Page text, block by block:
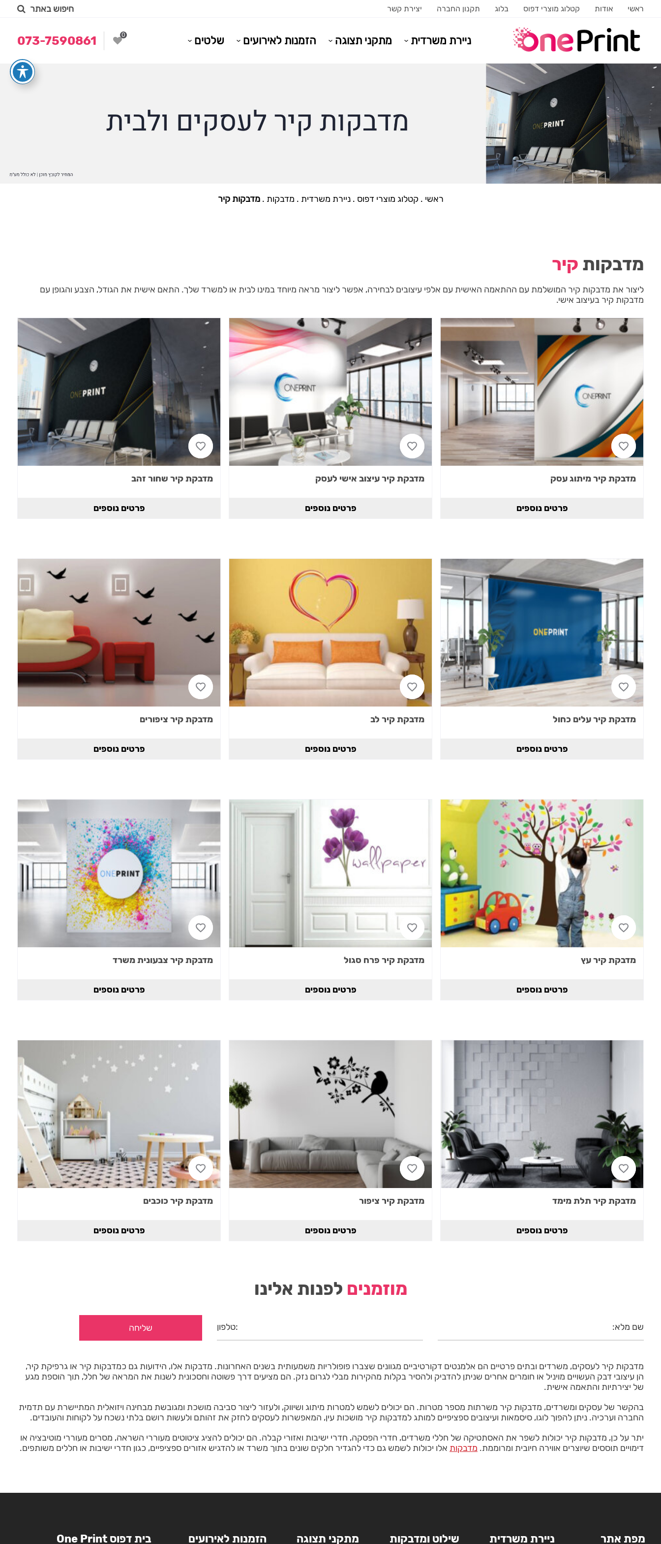
ראשי אודות קטלוג מוצרי דפוס בלוג תקנון החברה יצירת קשר חיפוש באתר
ניירת משרדית מתקני תצוגה הזמנות לאירועים שלטים 0
073-7590861
ראשי . קטלוג מוצרי דפוס .ניירת משרדית . מדבקות .מדבקות קיר
מדבקות קיר
ליצור את מדבקות קיר המושלמת עם ההתאמה האישית עם אלפי עיצובים לבחירה, אפשר ליצור מראה מיוחד במינו לבית או למשרד שלך. התאם אישית את הגודל, הצבע והגופן עם
מדבקות קיר בעיצוב אישי.
מדבקת קיר מיתוג עסק
פרטים נוספים
מדבקת קיר עיצוב אישי לעסק
פרטים נוספים
מדבקת קיר שחור זהב
פרטים נוספים
מדבקת קיר עלים כחול
פרטים נוספים
מדבקת קיר לב
פרטים נוספים
מדבקת קיר ציפורים
פרטים נוספים
מדבקת קיר עץ
פרטים נוספים
מדבקת קיר פרח סגול
פרטים נוספים
מדבקת קיר צבעונית משרד
פרטים נוספים
מדבקת קיר תלת מימד
פרטים נוספים
מדבקת קיר ציפור
פרטים נוספים
מדבקת קיר כוכבים
פרטים נוספים
מוזמנים לפנות אלינו
מדבקות קיר לעסקים, משרדים ובתים פרטיים הם אלמנטים דקורטיביים מגוונים שצברו פופולריות משמעותית בשנים האחרונות. מדבקות אלו, הידועות גם כמדבקות קיר או גרפיקת קיר,
הן עיצובי דבק העשויים מויניל או חומרים אחרים שניתן להדביק ולהסיר בקלות מהקירות מבלי לגרום נזק. הם מציעים דרך פשוטה וחסכונית לשנות את המראה של חלל, תוך הוספת מגע
של יצירתיות והתאמה אישית.
בהקשר של עסקים ומשרדים, מדבקות קיר משרתות מספר מטרות. הם יכולים לשמש למטרות מיתוג ושיווק, ולעזור ליצור סביבה מושכת ומגובשת מבחינה ויזואלית המתיישרת עם תדמית
החברה וערכיה. ניתן להפוך לוגו, סיסמאות ועיצובים ספציפיים למותג למדבקות קיר מושכות עין, המאפשרות לעסקים לחזק את זהותם ולעשות רושם בלתי נשכח על לקוחות והעובדים.
יתר על כן, מדבקות קיר יכולות לשפר את האסתטיקה של חללי משרדים, חדרי הפסקה, חדרי ישיבות ואזורי קבלה. הם יכולים להציג ציטוטים מעוררי השראה, מסרים מעוררי מוטיבציה או
דימויים תוססים שיוצרים אווירה חיובית ומרוממת. מדבקות אלו יכולות לשמש גם כדי להגדיר חלקים שונים בתוך משרד או להדגיש אזורים ספציפיים, כגון חדרי ישיבות או חללים משותפים.
מפת אתר ניירת משרדית שילוט ומדבקות מתקני תצוגה הזמנות לאירועים בית דפוס One Print